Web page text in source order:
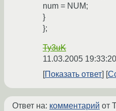
num = NUM;
}
};
Ty3uK
11.03.2005
Показать ответ
Ответ на: комментарий от